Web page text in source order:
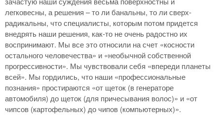
легковесны, а решения – то ли банальны, то ли сверх-
радикальны, что специалисты, которым потом придется
внедрять наши решения, как-то не очень радостно их
воспринимают. Мы все это относили на счет «косности
остального человечества» и «необычной собственной
прогрессивности». Мы чувствовали себя «впереди планеты
всей». Мы гордились, что наши «профессиональные
познания» простираются «от щеток (в генераторе
автомобиля) до щеток (для причесывания волос)» и «от
чипсов (картофельных) до чипов (компьютерных)».